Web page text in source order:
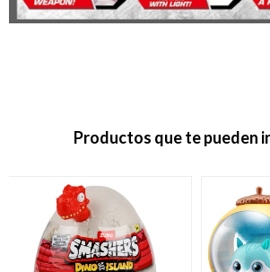
Productos que te pueden